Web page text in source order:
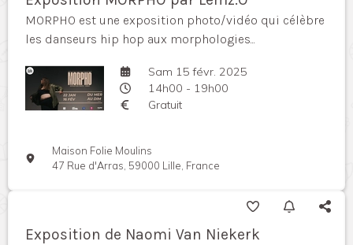
MORPHO est une exposition photo/vidéo qui célèbre
les danseurs hip hop aux morphologies...
Sam 15 févr. 2025
14h00 - 19h00
Gratuit
Maison Folie Moulins
47 Rue d'Arras, 59000 Lille, France
Exposition de Naomi Van Niekerk